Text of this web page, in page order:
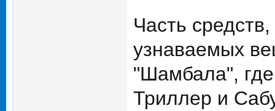
Часть
узнаваемых
"Шамбала",
Триллер и